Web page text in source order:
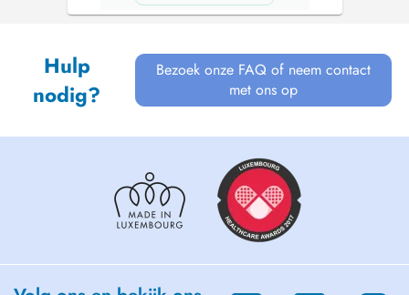
Hulp
nodig?
Bezoek onze FAQ of neem contact
met ons op